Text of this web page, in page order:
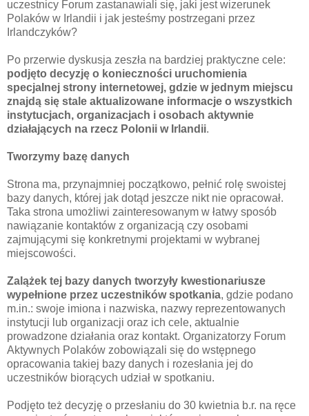
uczestnicy Forum zastanawiali się, jaki jest wizerunek
Polaków w Irlandii i jak jesteśmy postrzegani przez
Irlandczyków?
Po przerwie dyskusja zeszła na bardziej praktyczne cele:
podjęto decyzję o konieczności uruchomienia
specjalnej strony internetowej, gdzie w jednym miejscu
znajdą się stale aktualizowane informacje o wszystkich
instytucjach, organizacjach i osobach aktywnie
działających na rzecz Polonii w Irlandii.
Tworzymy bazę danych
Strona ma, przynajmniej początkowo, pełnić rolę swoistej
bazy danych, której jak dotąd jeszcze nikt nie opracował.
Taka strona umożliwi zainteresowanym w łatwy sposób
nawiązanie kontaktów z organizacją czy osobami
zajmującymi się konkretnymi projektami w wybranej
miejscowości.
Zalążek tej bazy danych tworzyły kwestionariusze
wypełnione przez uczestników spotkania, gdzie podano
m.in.: swoje imiona i nazwiska, nazwy reprezentowanych
instytucji lub organizacji oraz ich cele, aktualnie
prowadzone działania oraz kontakt. Organizatorzy Forum
Aktywnych Polaków zobowiązali się do wstępnego
opracowania takiej bazy danych i rozesłania jej do
uczestników biorących udział w spotkaniu.
Podjęto też decyzję o przesłaniu do 30 kwietnia b.r. na ręce